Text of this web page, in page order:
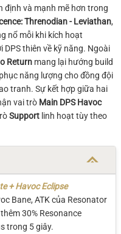
định và mạnh mẽ hơn trong
Threnodian - Leviathan,
nổ mỗi khi kích hoạt
DPS thiên về kỹ năng. Ngoài
Return mang lại hướng build
năng lượng cho đồng đội
tranh. Sự kết hợp giữa hai
vai trò Main DPS Havoc
Support linh hoạt tùy theo
+ Havoc Eclipse
Bane, ATK của Resonator
30% Resonance
trong 5 giây.